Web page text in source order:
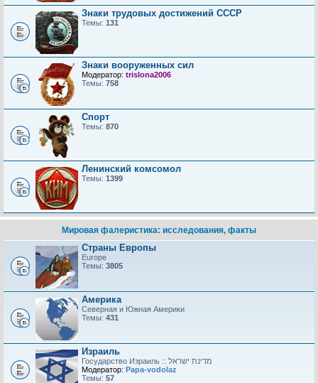
Знаки трудовых достижений CCCP
Темы: 131
Знаки вооруженных сил
Модератор: trislona2006
Темы: 758
Спорт
Темы: 870
Ленинский комсомол
Темы: 1399
Мировая фалеристика: исследования, факты
Страны Европы
Europe
Темы: 3805
Америка
Северная и Южная Америки
Темы: 431
Израиль
Модератор: Papa-vodolaz
Темы: 57